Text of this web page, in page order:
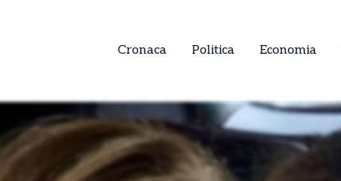
Cronaca Politica Economia